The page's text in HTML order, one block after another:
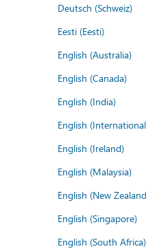
Deutsch (Schweiz)
Eesti (Eesti)
English (Australia)
English (Canada)
English (India)
English
English (Ireland)
English (Malaysia)
English (New
English (Singapore)
English (South Africa)